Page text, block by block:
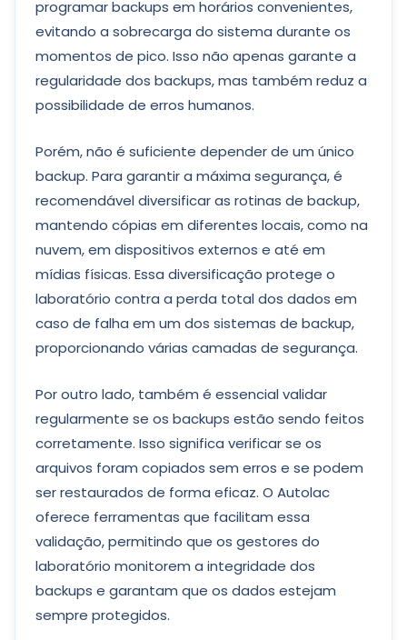
programar backups em horários convenientes,
evitando a sobrecarga do sistema durante os
momentos de pico. Isso não apenas garante a
regularidade dos backups, mas também reduz a
possibilidade de erros humanos.
Porém, não é suficiente depender de um único
backup. Para garantir a máxima segurança, é
recomendável diversificar as rotinas de backup,
mantendo cópias em diferentes locais, como na
nuvem, em dispositivos externos e até em
mídias físicas. Essa diversificação protege o
laboratório contra a perda total dos dados em
caso de falha em um dos sistemas de backup,
proporcionando várias camadas de segurança.
Por outro lado, também é essencial validar
regularmente se os backups estão sendo feitos
corretamente. Isso significa verificar se os
arquivos foram copiados sem erros e se podem
ser restaurados de forma eficaz. O Autolac
oferece ferramentas que facilitam essa
validação, permitindo que os gestores do
laboratório monitorem a integridade dos
backups e garantam que os dados estejam
sempre protegidos.